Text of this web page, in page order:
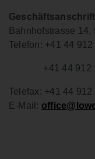
Geschäftsanschrift
Bahnhofstrasse 14,
Telefon: +41 44
+41 44 912 16
Telefax: +41 44 912
E-Mail: